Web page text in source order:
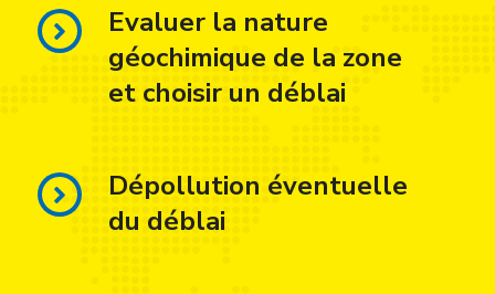
Evaluer la nature
géochimique de la zone
et choisir un déblai
Dépollution éventuelle
du déblai